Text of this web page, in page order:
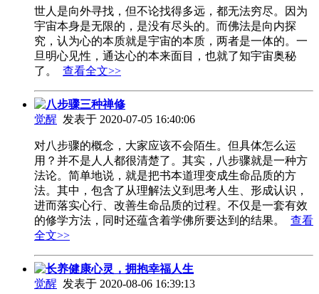
世人是向外寻找，但不论找得多远，都无法穷尽。因为
宇宙本身是无限的，是没有尽头的。而佛法是向内探
究，认为心的本质就是宇宙的本质，两者是一体的。一
旦明心见性，通达心的本来面目，也就了知宇宙奥秘
了。 查看全文>>
八步骤三种禅修
觉醒 发表于 2020-07-05 16:40:06
对八步骤的概念，大家应该不会陌生。但具体怎么运
用？并不是人人都很清楚了。其实，八步骤就是一种方
法论。简单地说，就是把书本道理变成生命品质的方
法。其中，包含了从理解法义到思考人生、形成认识，
进而落实心行、改善生命品质的过程。不仅是一套有效
的修学方法，同时还蕴含着学佛所要达到的结果。 查看
全文>>
长养健康心灵，拥抱幸福人生
觉醒 发表于 2020-08-06 16:39:13